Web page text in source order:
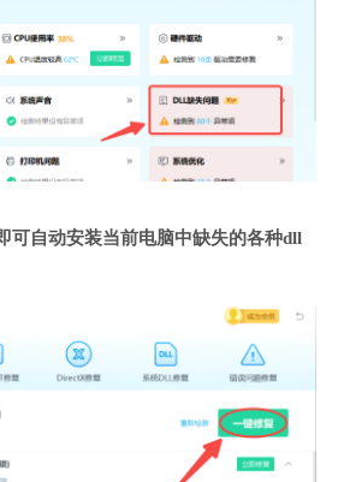
可自动安装当前电脑中缺失的各种dll